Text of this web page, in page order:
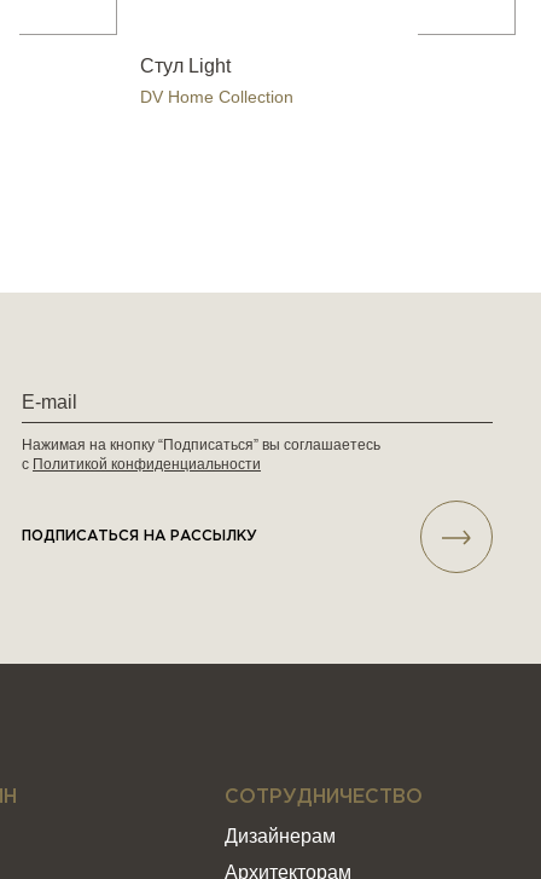
Стул Light
DV Home Collection
Нажимая на кнопку “Подписаться” вы соглашаетесь
с Политикой конфиденциальности
ПОДПИСАТЬСЯ НА РАССЫЛКУ
СОТРУДНИЧЕСТВО
Дизайнерам
Архитекторам